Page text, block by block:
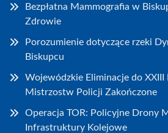
Bezpłatna Mammografia w
Zdrowie
Porozumienie dotyczące rzeki
Biskupcu
Wojewódzkie Eliminacje do XXIII
Mistrzostw Policji Zakończone
Operacja TOR: Policyjne Drony
Infrastruktury Kolejowe